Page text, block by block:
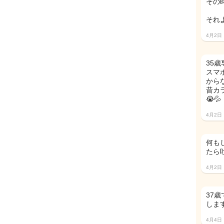
それ
4月2日
35歳
スマ
から
昔カ
😭💦
4月2日
何も
たら
4月2日
37歳
しま
4月4日